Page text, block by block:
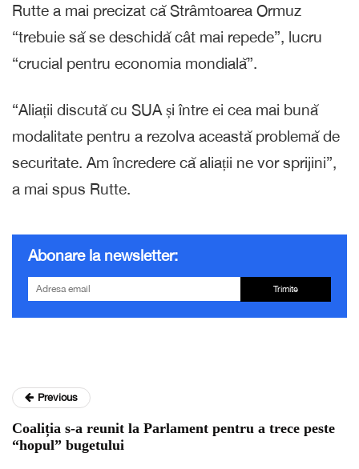
Rutte a mai precizat că Strâmtoarea Ormuz
“trebuie să se deschidă cât mai repede”, lucru
“crucial pentru economia mondială”.
“Aliații discută cu SUA și între ei cea mai bună
modalitate pentru a rezolva această problemă de
securitate. Am încredere că aliații ne vor sprijini”,
a mai spus Rutte.
Abonare la newsletter:
Trimite
Previous
Coaliția s-a reunit la Parlament pentru a trece peste
“hopul” bugetului